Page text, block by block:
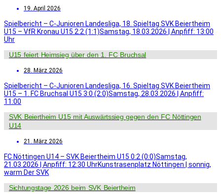
19. April 2026
Spielbericht – C-Junioren Landesliga, 18. Spieltag SVK Beiertheim
U15 – VfR Kronau U15 2:2 (1:1)Samstag, 18.03.2026 | Anpfiff: 13:00
Uhr
U15 feiert Heimsieg über den 1. FC Bruchsal
28. März 2026
Spielbericht – C-Junioren Landesliga, 16. Spieltag SVK Beiertheim
U15 – 1. FC Bruchsal U15 3:0 (2:0)Samstag, 28.03.2026 | Anpfiff:
11:00
SVK Beiertheim U15 mit Auswärtssieg gegen den FC Nöttingen
U14
21. März 2026
FC Nöttingen U14 – SVK Beiertheim U15 0:2 (0:0)Samstag,
21.03.2026 | Anpfiff: 12:30 UhrKunstrasenplatz Nöttingen | sonnig,
warm Der SVK
Sichtungstage 2026 beim SVK Beiertheim